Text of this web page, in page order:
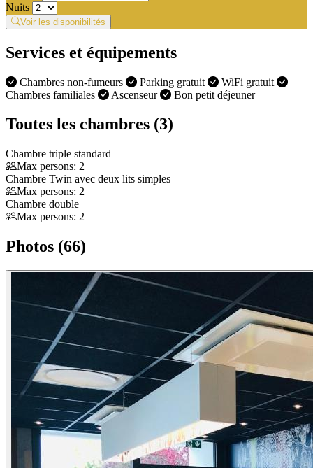
Nuits
Voir les disponibilités
Services et équipements
Chambres non-fumeurs Parking gratuit
WiFi gratuit
Chambres familiales
Ascenseur Bon petit déjeuner
Toutes les chambres (3)
Chambre triple standard
Max persons: 2
Chambre Twin avec deux lits simples
Max persons: 2
Chambre double
Max persons: 2
Photos (66)